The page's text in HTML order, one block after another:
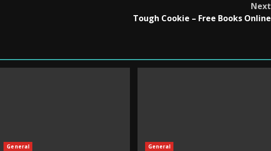
Next
Tough Cookie – Free Books Online
General General